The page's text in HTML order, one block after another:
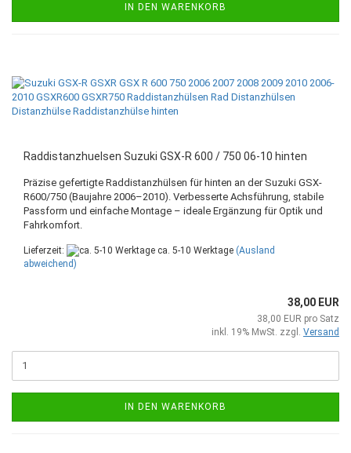
IN DEN WARENKORB
Raddistanzhuelsen Suzuki GSX-R 600 / 750 06-10 hinten
Präzise gefertigte Raddistanzhülsen für hinten an der Suzuki GSX-
R600/750 (Baujahre 2006–2010). Verbesserte Achsführung, stabile
Passform und einfache Montage – ideale Ergänzung für Optik und
Fahrkomfort.
Lieferzeit: ca. 5-10 Werktage (Ausland
abweichend)
38,00 EUR
38,00 EUR pro Satz
inkl. 19% MwSt. zzgl. Versand
IN DEN WARENKORB